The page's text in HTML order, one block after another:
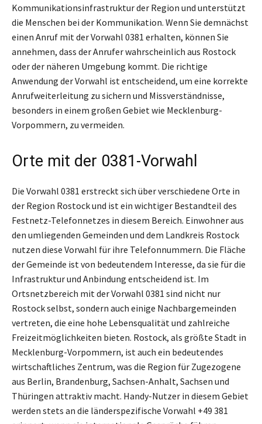
Kommunikationsinfrastruktur der Region und unterstützt
die Menschen bei der Kommunikation. Wenn Sie demnächst
einen Anruf mit der Vorwahl 0381 erhalten, können Sie
annehmen, dass der Anrufer wahrscheinlich aus Rostock
oder der näheren Umgebung kommt. Die richtige
Anwendung der Vorwahl ist entscheidend, um eine korrekte
Anrufweiterleitung zu sichern und Missverständnisse,
besonders in einem großen Gebiet wie Mecklenburg-
Vorpommern, zu vermeiden.
Orte mit der 0381-Vorwahl
Die Vorwahl 0381 erstreckt sich über verschiedene Orte in
der Region Rostock und ist ein wichtiger Bestandteil des
Festnetz-Telefonnetzes in diesem Bereich. Einwohner aus
den umliegenden Gemeinden und dem Landkreis Rostock
nutzen diese Vorwahl für ihre Telefonnummern. Die Fläche
der Gemeinde ist von bedeutendem Interesse, da sie für die
Infrastruktur und Anbindung entscheidend ist. Im
Ortsnetzbereich mit der Vorwahl 0381 sind nicht nur
Rostock selbst, sondern auch einige Nachbargemeinden
vertreten, die eine hohe Lebensqualität und zahlreiche
Freizeitmöglichkeiten bieten. Rostock, als größte Stadt in
Mecklenburg-Vorpommern, ist auch ein bedeutendes
wirtschaftliches Zentrum, was die Region für Zugezogene
aus Berlin, Brandenburg, Sachsen-Anhalt, Sachsen und
Thüringen attraktiv macht. Handy-Nutzer in diesem Gebiet
werden stets an die länderspezifische Vorwahl +49 381